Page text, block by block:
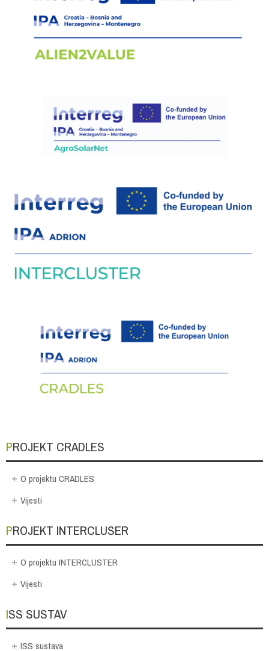
PROJEKT CRADLES
O projektu CRADLES
Vijesti
PROJEKT INTERCLUSER
O projektu INTERCLUSTER
Vijesti
ISS SUSTAV
ISS sustava